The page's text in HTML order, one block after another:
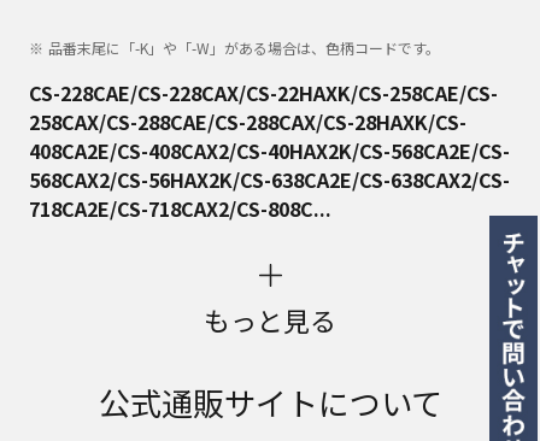
品番末尾に「-K」や「-W」がある場合は、色柄コードです。
CS-228CAE/CS-228CAX/CS-22HAXK/CS-258CAE/CS-
258CAX/CS-288CAE/CS-288CAX/CS-28HAXK/CS-
408CA2E/CS-408CAX2/CS-40HAX2K/CS-568CA2E/CS-
568CAX2/CS-56HAX2K/CS-638CA2E/CS-638CAX2/CS-
718CA2E/CS-718CAX2/CS-808C...
もっと見る
公式通販サイトについて